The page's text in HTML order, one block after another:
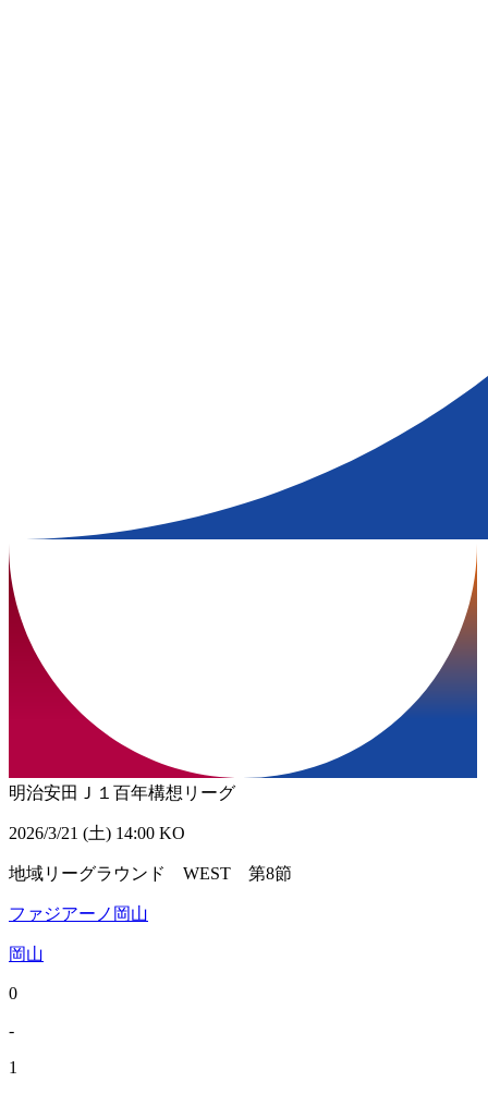
明治安田Ｊ１百年構想リーグ
2026/3/21 (土) 14:00 KO
地域リーグラウンド WEST 第8節
ファジアーノ岡山
岡山
0
-
1